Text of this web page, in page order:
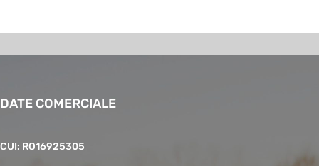
DATE COMERCIALE
CUI: RO16925305